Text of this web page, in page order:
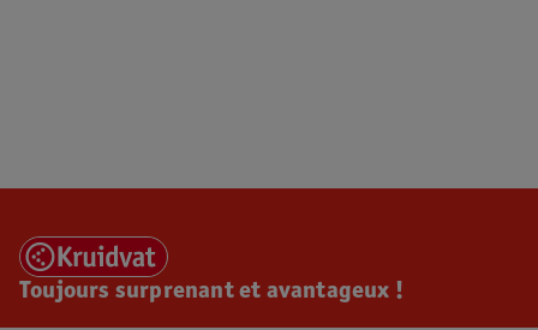
Toujours surprenant et avantageux !